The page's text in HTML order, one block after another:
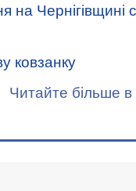
на Чернігівщині
ковзанку
Читайте більше в